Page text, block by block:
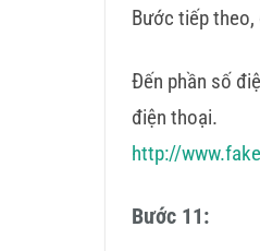
Bước tiếp
Đến phần số
điện thoại.
http://
Bước 11: